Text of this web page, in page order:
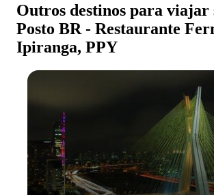
Outros destinos para viajar
Posto BR - Restaurante
Ipiranga, PPY